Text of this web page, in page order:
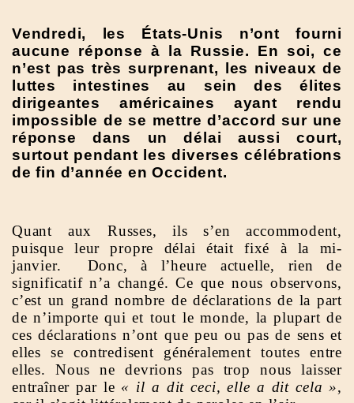
Vendredi, les États-Unis n’ont fourni
aucune réponse à la Russie. En soi, ce
n’est pas très surprenant, les niveaux de
luttes intestines au sein des élites
dirigeantes américaines ayant rendu
impossible de se mettre d’accord sur une
réponse dans un délai aussi court,
surtout pendant les diverses célébrations
de fin d’année en Occident.
Quant aux Russes, ils s’en accommodent,
puisque leur propre délai était fixé à la mi-
janvier. Donc, à l’heure actuelle, rien de
significatif n’a changé. Ce que nous observons,
c’est un grand nombre de déclarations de la part
de n’importe qui et tout le monde, la plupart de
ces déclarations n’ont que peu ou pas de sens et
elles se contredisent généralement toutes entre
elles. Nous ne devrions pas trop nous laisser
entraîner par le « il a dit ceci, elle a dit cela »,